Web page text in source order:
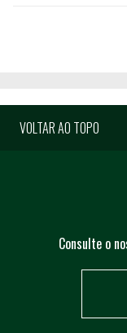
VOLTAR AO TOPO
Consulte o